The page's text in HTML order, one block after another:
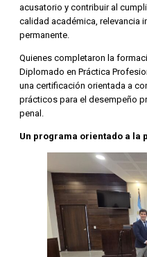
acusatorio y contribuir al
calidad académica, relevancia
permanente.
Quienes completaron la
Diplomado en Práctica
una certificación orientada a
prácticos para el desempeño
penal.
Un programa orientado a la